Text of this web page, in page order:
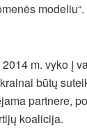
m. vyko į
būtų
partnere,
koalicija.